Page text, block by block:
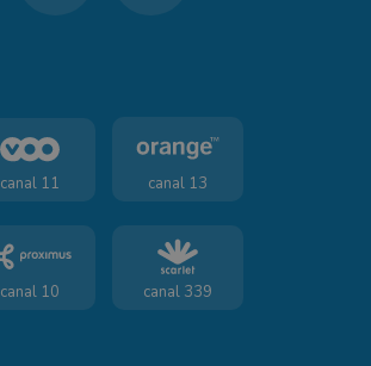
canal 11 canal 13
canal 10 canal 339